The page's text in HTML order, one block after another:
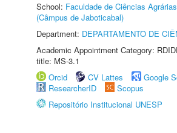
School: Faculdade de Ciências
(Câmpus de Jaboticabal)
Department: DEPARTAMENTO DE
Academic Appointment Category:
title: MS-3.1
Orcid
CV Lattes
Google
ResearcherID
Scopus
Repositório Institucional UNESP